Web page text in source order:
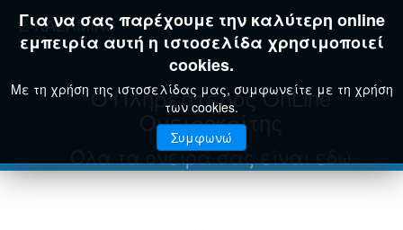
E-KAZAMIAS
Για να σας παρέχουμε την καλύτερη online
εμπειρία αυτή η ιστοσελίδα χρησιμοποιεί
cookies.
Με τη χρήση της ιστοσελίδας μας, συμφωνείτε με τη χρήση
των cookies.
Συμφωνώ
Ο Πληρέστερος OnLine
Ονειροκρίτης
Όλα τα όνειρά σας είναι εδώ